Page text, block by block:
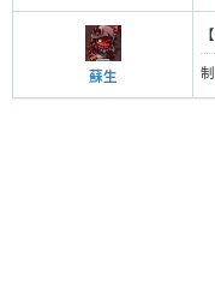
蘇生
【